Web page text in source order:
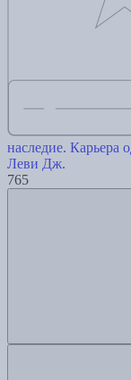
наследие. Карьера
Леви Дж.
765